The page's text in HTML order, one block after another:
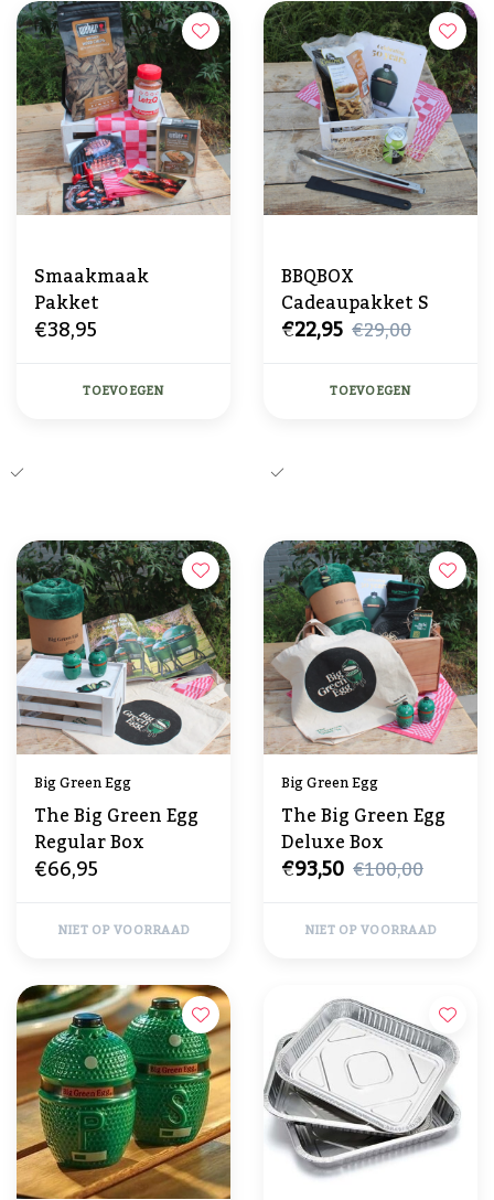
Smaakmaak
Pakket
€38,95
TOEVOEGEN
BBQBOX
Cadeaupakket S
€22,95 €29,00
TOEVOEGEN
Big Green Egg
The Big Green Egg
Regular Box
€66,95
NIET OP VOORRAAD
Big Green Egg
The Big Green Egg
Deluxe Box
€93,50 €100,00
NIET OP VOORRAAD